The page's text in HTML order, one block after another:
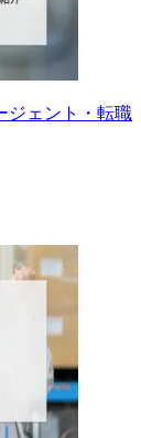
ジェント・転職